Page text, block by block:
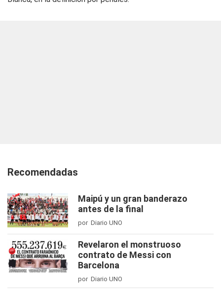
Recomendadas
Maipú y un gran banderazo
antes de la final
por Diario UNO
Revelaron el monstruoso
contrato de Messi con
Barcelona
por Diario UNO